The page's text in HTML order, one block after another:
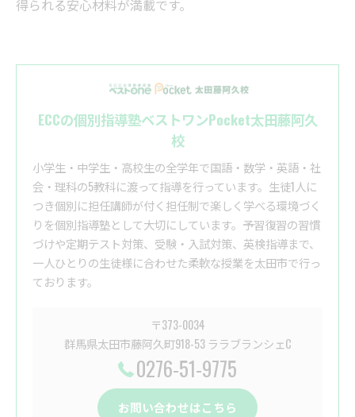
得られる安心材料が満載です。
ECCの個別指導塾ベストワンPocket太田藤阿久
校
小学生・中学生・高校生の全学年で国語・数学・英語・社
会・理科の5教科に渡って指導を行っています。生徒1人に
つき個別に担任講師が付く担任制で楽しく学べる環境づく
りを個別指導塾として大切にしています。予習復習の習慣
づけや定期テスト対策、受験・入試対策、英検指導まで、
一人ひとりの生徒様に合わせた柔軟な授業を太田市で行っ
ております。
〒373-0034
群馬県太田市藤阿久町918-53 ララブランシェC
0276-51-9775
お問い合わせはこちら